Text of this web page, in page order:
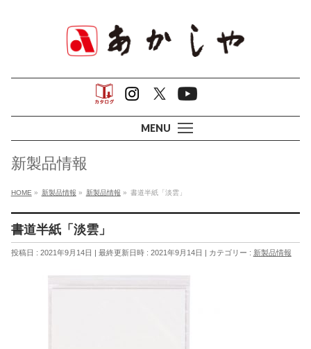
MENU
新製品情報
HOME » 新製品情報 » 新製品情報 » 書道半紙「淡雲」
書道半紙「淡雲」
投稿日 : 2021年9月14日 最終更新日時 : 2021年9月14日 カテゴリー : 新製品情報